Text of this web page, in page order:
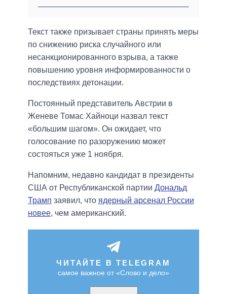
Текст также призывает страны принять меры
по снижению риска случайного или
несанкционированного взрыва, а также
повышению уровня информированности о
последствиях детонации.
Постоянный представитель Австрии в
Женеве Томас Хайноци назвал текст
«большим шагом». Он ожидает, что
голосование по разоружению может
состояться уже 1 ноября.
Напомним, недавно кандидат в президенты
США от Республиканской партии Дональд
Трамп заявил, что ядерный арсенал России
новее, чем американский.
ЧИТАЙТЕ В TELEGRAM
самое важное от «Слово и дело»